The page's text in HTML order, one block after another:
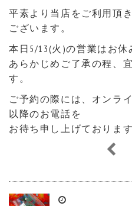
平素より当店をご利用頂
ございます。
本日5/13(火)の営業はお休
あらかじめご了承の程、
す。
ご予約の際には、オンラ
以降のお電話を
お待ち申し上げております